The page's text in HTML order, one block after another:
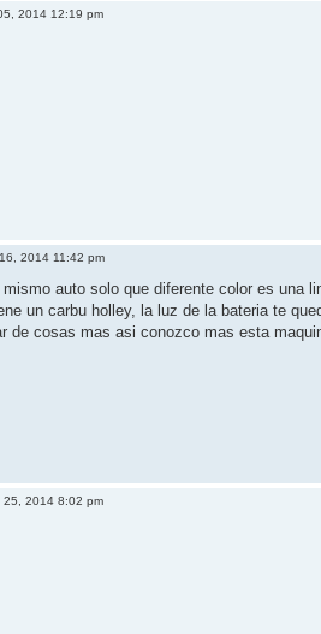
2014 12:19 pm
2014 11:42 pm
auto solo que diferente color es una
un carbu holley, la luz de la bateria te
de cosas mas asi conozco mas esta
25, 2014 8:02 pm